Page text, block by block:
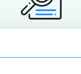
eines